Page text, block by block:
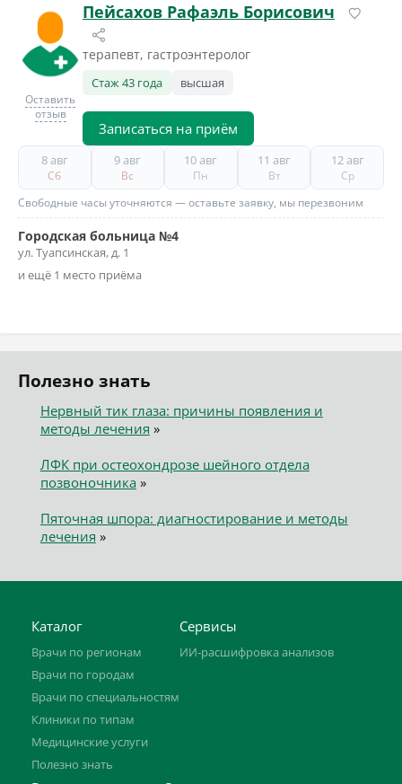
Оставить
отзыв
Пейсахов Рафаэль Борисович
терапевт, гастроэнтеролог
Стаж 43 года высшая
Записаться на приём
8 авг
Сб
9 авг
Вс
10 авг
Пн
11 авг
Вт
12 авг
Ср
Свободные часы уточняются — оставьте заявку, мы перезвоним
Городская больница №4
ул. Туапсинская, д. 1
и ещё 1 место приёма
Полезно знать
Нервный тик глаза: причины появления и
методы лечения »
ЛФК при остеохондрозе шейного отдела
позвоночника»
Пяточная шпора: диагностирование и методы
лечения »
Каталог
Врачи по регионам
Врачи по городам
Врачи по специальностям
Клиники по типам
Медицинские услуги
Полезно знать
Сервисы
ИИ-расшифровка анализов